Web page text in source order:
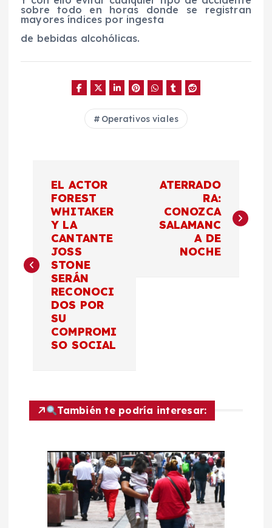
sobre todo en horas donde se registran
mayores índices por ingesta
de bebidas alcohólicas.
Operativos viales
e
EL ACTOR
FOREST
WHITAKER
Y LA
CANTANTE
JOSS
STONE
SERÁN
RECONOCI
DOS POR
SU
COMPROMI
SO SOCIAL
ATERRADO
RA:
CONOZCA
SALAMANC
A DE
NOCHE
También te podría interesar: